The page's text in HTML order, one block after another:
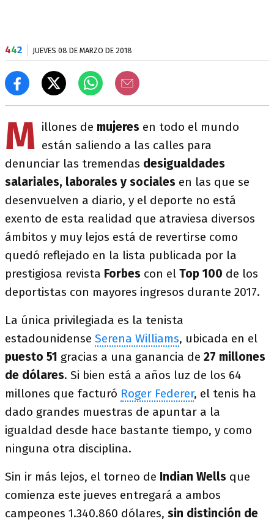
442 JUEVES 08 DE MARZO DE 2018
M illones de mujeres en todo el mundo
están saliendo a las calles para
denunciar las tremendas desigualdades
salariales, laborales y sociales en las que se
desenvuelven a diario, y el deporte no está
exento de esta realidad que atraviesa diversos
ámbitos y muy lejos está de revertirse como
quedó reflejado en la lista publicada por la
prestigiosa revista Forbes con el Top 100 de los
deportistas con mayores ingresos durante 2017.
La única privilegiada es la tenista
estadounidense Serena Williams, ubicada en el
puesto 51 gracias a una ganancia de 27 millones
de dólares. Si bien está a años luz de los 64
millones que facturó Roger Federer, el tenis ha
dado grandes muestras de apuntar a la
igualdad desde hace bastante tiempo, y como
ninguna otra disciplina.
Sin ir más lejos, el torneo de Indian Wells que
comienza este jueves entregará a ambos
campeones 1.340.860 dólares, sin distinción de